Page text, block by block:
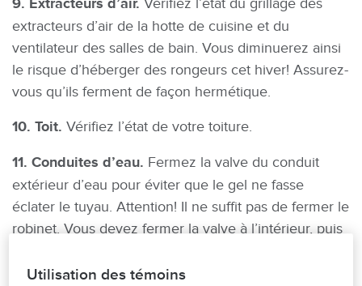
9. Extracteurs d’air. Vérifiez l’état du grillage des
extracteurs d’air de la hotte de cuisine et du
ventilateur des salles de bain. Vous diminuerez ainsi
le risque d’héberger des rongeurs cet hiver! Assurez-
vous qu’ils ferment de façon hermétique.
10. Toit. Vérifiez l’état de votre toiture.
11. Conduites d’eau. Fermez la valve du conduit
extérieur d’eau pour éviter que le gel ne fasse
éclater le tuyau. Attention! Il ne suffit pas de fermer le
robinet. Vous devez fermer la valve à l’intérieur, puis
Utilisation des témoins